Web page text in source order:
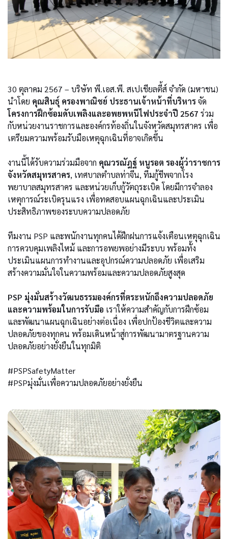
30 ตุลาคม 2567 – บริษัท พี.เอส.พี. สเปเชียลตี้ส์ จำกัด (มหาชน)
นำโดย คุณสินธุ์ ครองพาณิชย์ ประธานเจ้าหน้าที่บริหารจัด
โครงการฝึกซ้อมดับเพลิงและอพยพหนีไฟประจำปี 2567 ร่วม
กับหน่วยงานราชการและองค์กรท้องถิ่นในจังหวัดสมุทรสาคร เพื่อ
เตรียมความพร้อมรับมือเหตุฉุกเฉินที่อาจเกิดขึ้น
งานนี้ได้รับความร่วมมือจาก คุณวรณัฎฐ์ หนูรอต รองผู้ว่าราชการ
จังหวัดสมุทรสาคร, เทศบาลตำบลท่าจีน, ทีมกู้ชีพจากโรง
พยาบาลสมุทรสาคร และหน่วยเก็บกู้วัตถุระเบิด โดยมีการจำลอง
เหตุการณ์ระเบิดรุนแรง เพื่อทดสอบแผนฉุกเฉินและประเมิน
ประสิทธิภาพของระบบความปลอดภัย
ทีมงาน PSP และพนักงานทุกคนได้ฝึกฝนการแจ้งเตือนเหตุฉุกเฉิน
การควบคุมเพลิงไหม้ และการอพยพอย่างมีระบบ พร้อมทั้ง
ประเมินแผนการทำงานและอุปกรณ์ความปลอดภัย เพื่อเสริม
สร้างความมั่นใจในความพร้อมและความปลอดภัยสูงสุด
PSP มุ่งมั่นสร้างวัฒนธรรมองค์กรที่ตระหนักถึงความปลอดภัย
และความพร้อมในการรับมือ เราให้ความสำคัญกับการฝึกซ้อม
และพัฒนาแผนฉุกเฉินอย่างต่อเนื่อง เพื่อปกป้องชีวิตและความ
ปลอดภัยของทุกคน พร้อมเดินหน้าสู่การพัฒนามาตรฐานความ
ปลอดภัยอย่างยั่งยืนในทุกมิติ
#PSPSafetyMatter
#PSPมุ่งมั่นเพื่อความปลอดภัยอย่างยั่งยืน